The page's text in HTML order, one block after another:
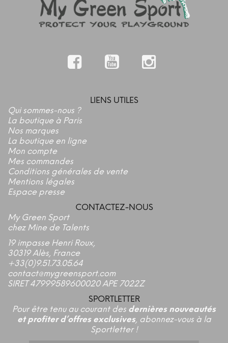
LIENS UTILES
Qui sommes-nous ?
La boutique à Paris
Nos marques
La boutique en ligne
Mon compte
Mes commandes
Conditions générales de vente
Mentions légales
Espace presse
CONTACTEZ-NOUS
My Green Sport
chez Mine de Talents
19 impasse Henri Roux,
30319 Alès, France
+33(0)9.51.73.05.64
contact@mygreensport.com
SIRET 47999589600020 APE 7022Z
SPORTLETTER
Pour être tenu au courant des dernières nouveautés
et profiter d’offres exclusives, abonnez-vous à la
Sportletter !